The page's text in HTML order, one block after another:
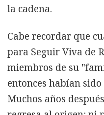
la cadena.
Cabe recordar que
para Seguir Viva de
miembros de su
entonces habían
Muchos años